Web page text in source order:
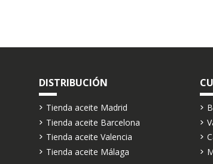
DISTRIBUCIÓN
Tienda aceite Madrid
Tienda aceite Barcelona
Tienda aceite Valencia
Tienda aceite Málaga